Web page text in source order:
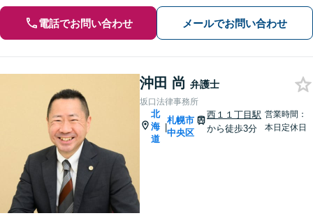
電話でお問い合わせ メールでお問い合わせ
沖田 尚 弁護士
坂口法律事務所
北
海
道
|
札幌市
中央区
西１１丁目駅
から徒歩3分
営業時間：
本日定休日